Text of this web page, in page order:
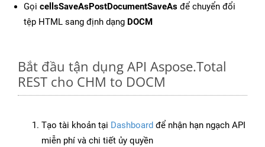
Gọi cellsSaveAsPostDocumentSaveAs để chuyển đổi
tệp HTML sang định dạng DOCM
Bắt đầu tận dụng API Aspose.Total
REST cho CHM to DOCM
Tạo tài khoản tại Dashboard để nhận hạn ngạch API
miễn phí và chi tiết ủy quyền